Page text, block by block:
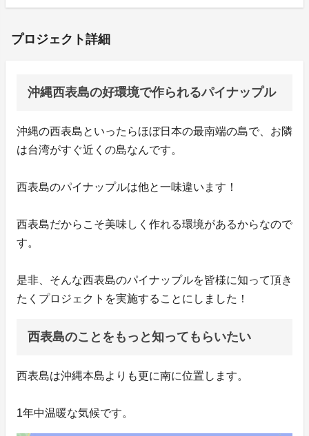
プロジェクト詳細
沖縄西表島の好環境で作られるパイナップル
沖縄の西表島といったらほぼ日本の最南端の島で、お隣
は台湾がすぐ近くの島なんです。
西表島のパイナップルは他と一味違います！
西表島だからこそ美味しく作れる環境があるからなので
す。
是非、そんな西表島のパイナップルを皆様に知って頂き
たくプロジェクトを実施することにしました！
西表島のことをもっと知ってもらいたい
西表島は沖縄本島よりも更に南に位置します。
1年中温暖な気候です。